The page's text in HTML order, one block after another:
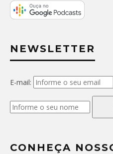
NEWSLETTER
E-mail:
CONHEÇA